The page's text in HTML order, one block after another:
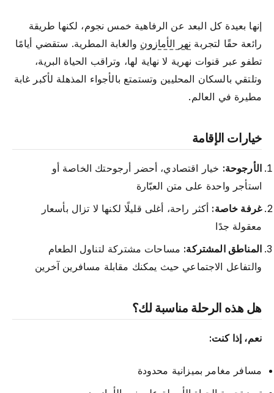
إنها بعيدة كل البعد عن الرفاهية خمس نجوم، لكنها طريقة
رائعة حقًا لتجربة نهر الأمازون والغابة المطرية. ستقضي أيامًا
تطفو عبر قنوات نهرية لا نهاية لها، وتراقب الحياة البرية،
وتلتقي بالسكان المحليين وتستمتع بالأجواء المذهلة لأكبر غابة
مطيرة في العالم.
خيارات الإقامة
الأرجوحة: خيار اقتصادي، أحضر أرجوحتك الخاصة أو
استأجر واحدة على متن العبّارة
غرفة خاصة: أكثر راحة، أغلى قليلًا لكنها لا تزال بأسعار
معقولة جدًا
المناطق المشتركة: مساحات مشتركة لتناول الطعام
والتفاعل الاجتماعي حيث يمكنك مقابلة مسافرين آخرين
هل هذه الرحلة مناسبة لك؟
نعم، إذا كنت:
مسافر مغامر بميزانية محدودة